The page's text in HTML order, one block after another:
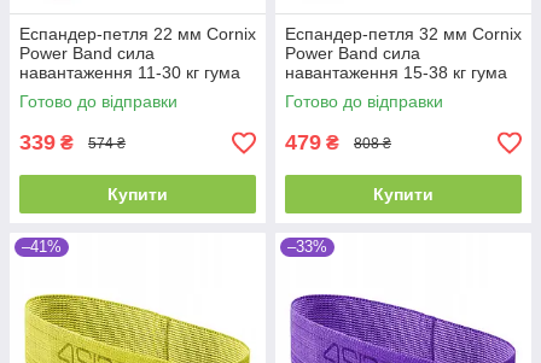
Еспандер-петля 22 мм Cornix
Power Band сила
навантаження 11-30 кг гума
для фітнесу спорту
Готово до відправки
339 ₴ 574 ₴
Купити
Еспандер-петля 32 мм Cornix
Power Band сила
навантаження 15-38 кг гума
для фітнесу та спорту
Готово до відправки
479 ₴ 808 ₴
Купити
–41% –33%